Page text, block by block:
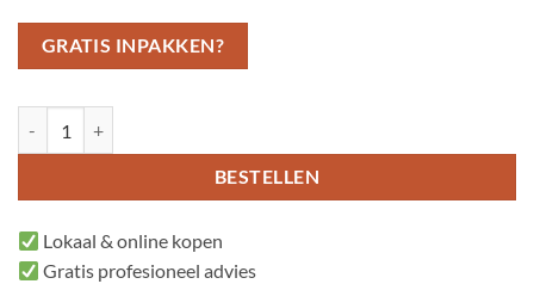
GRATIS INPAKKEN?
BESTELLEN
Lokaal & online kopen
Gratis profesioneel advies